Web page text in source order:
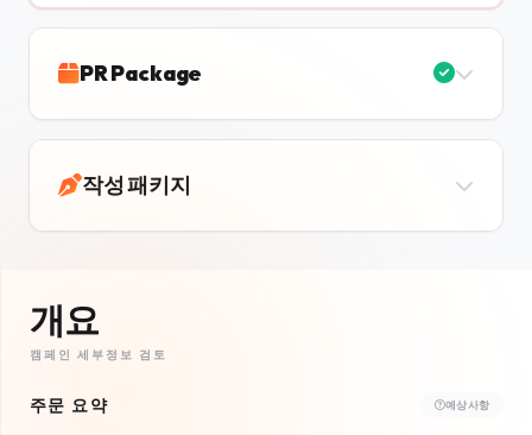
PR Package
작성 패키지
개요
캠페인 세부정보 검토
주문 요약 예상 사항